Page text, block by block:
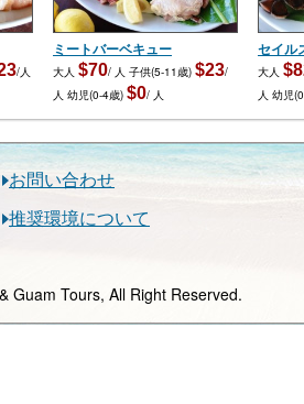
/人
ミートバーベキュー
大人 $70/ 人 子供(5-11歳) $23/
人 幼児(0-4歳) $0/ 人
セイル
大人
人 幼児
お問い合わせ
推奨環境について
Guam Tours, All Right Reserved.